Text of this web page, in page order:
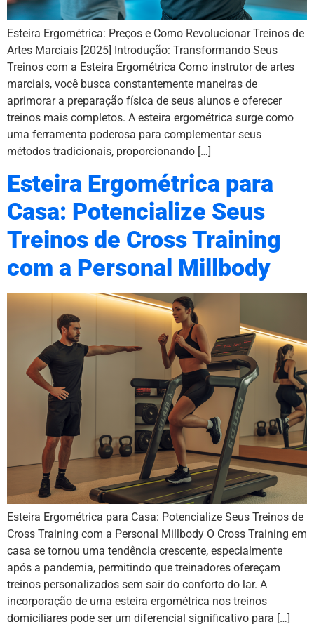
Esteira Ergométrica: Preços e Como Revolucionar Treinos de
Artes Marciais [2025] Introdução: Transformando Seus
Treinos com a Esteira Ergométrica Como instrutor de artes
marciais, você busca constantemente maneiras de
aprimorar a preparação física de seus alunos e oferecer
treinos mais completos. A esteira ergométrica surge como
uma ferramenta poderosa para complementar seus
métodos tradicionais, proporcionando […]
Esteira Ergométrica para
Casa: Potencialize Seus
Treinos de Cross Training
com a Personal Millbody
Esteira Ergométrica para Casa: Potencialize Seus Treinos de
Cross Training com a Personal Millbody O Cross Training em
casa se tornou uma tendência crescente, especialmente
após a pandemia, permitindo que treinadores ofereçam
treinos personalizados sem sair do conforto do lar. A
incorporação de uma esteira ergométrica nos treinos
domiciliares pode ser um diferencial significativo para […]